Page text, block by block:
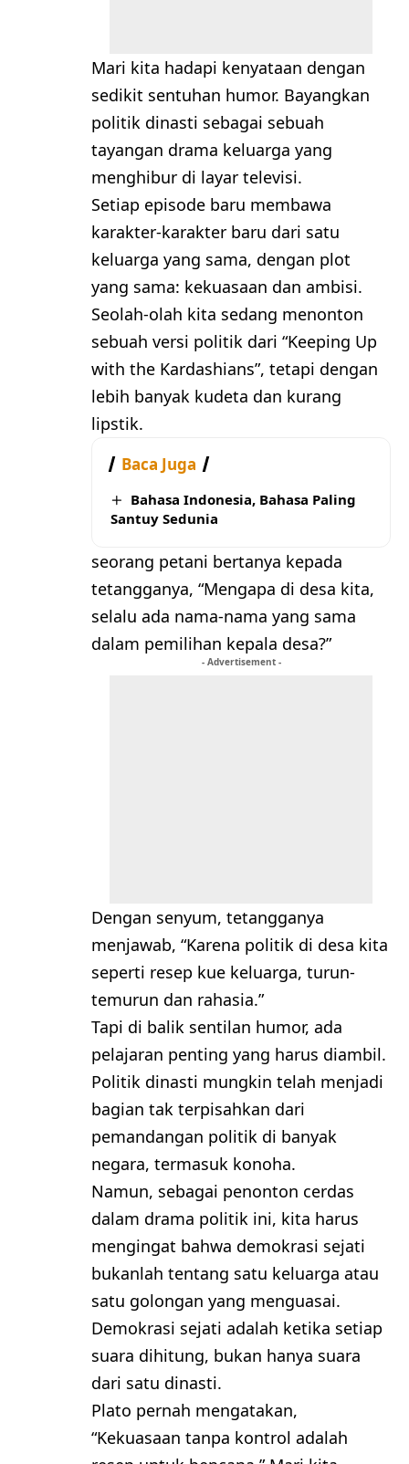
Mari kita hadapi kenyataan dengan
sedikit sentuhan humor. Bayangkan
politik dinasti sebagai sebuah
tayangan drama keluarga yang
menghibur di layar televisi.
Setiap episode baru membawa
karakter-karakter baru dari satu
keluarga yang sama, dengan plot
yang sama: kekuasaan dan ambisi.
Seolah-olah kita sedang menonton
sebuah versi politik dari “Keeping Up
with the Kardashians”, tetapi dengan
lebih banyak kudeta dan kurang
lipstik.
Baca Juga
Bahasa Indonesia, Bahasa Paling
Santuy Sedunia
seorang petani bertanya kepada
tetangganya, “Mengapa di desa kita,
selalu ada nama-nama yang sama
dalam pemilihan kepala desa?”
- Advertisement -
Dengan senyum, tetangganya
menjawab, “Karena politik di desa kita
seperti resep kue keluarga, turun-
temurun dan rahasia.”
Tapi di balik sentilan humor, ada
pelajaran penting yang harus diambil.
Politik dinasti mungkin telah menjadi
bagian tak terpisahkan dari
pemandangan politik di banyak
negara, termasuk konoha.
Namun, sebagai penonton cerdas
dalam drama politik ini, kita harus
mengingat bahwa demokrasi sejati
bukanlah tentang satu keluarga atau
satu golongan yang menguasai.
Demokrasi sejati adalah ketika setiap
suara dihitung, bukan hanya suara
dari satu dinasti.
Plato pernah mengatakan,
“Kekuasaan tanpa kontrol adalah